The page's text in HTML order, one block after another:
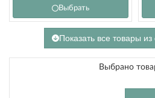
Выбрать
Показать все товары
Выбрано